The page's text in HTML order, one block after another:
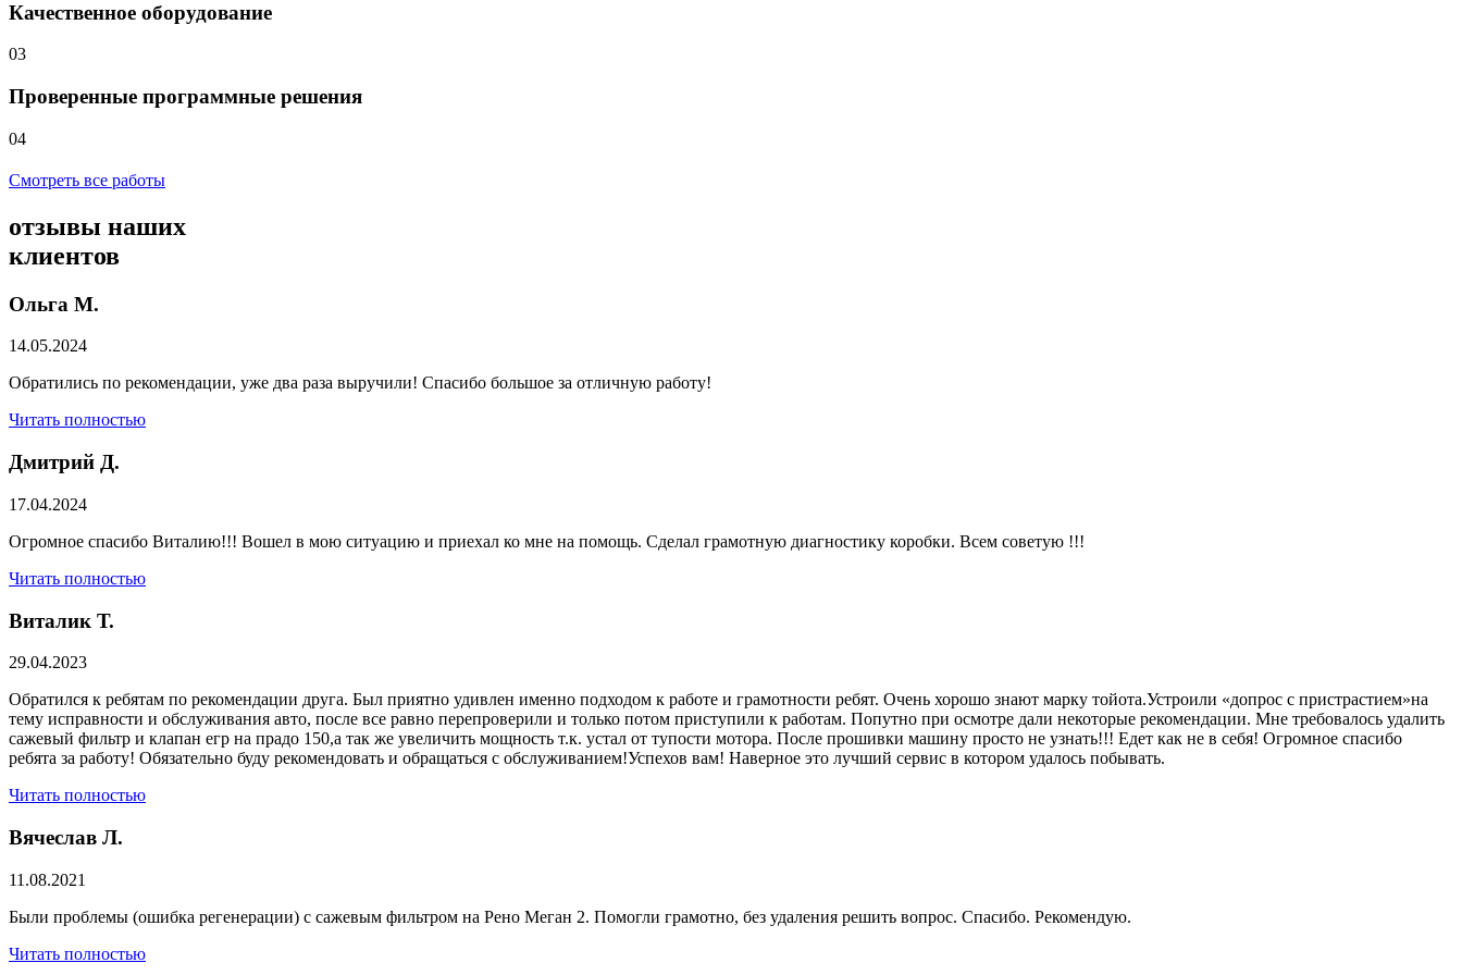
Качественное оборудование
03
Проверенные программные решения
04
Смотреть все работы
отзывы наших
клиентов
Ольга М.
14.05.2024
Обратились по рекомендации, уже два раза выручили! Спасибо большое за отличную работу!
Читать полностью
Дмитрий Д.
17.04.2024
Огромное спасибо Виталию!!! Вошел в мою ситуацию и приехал ко мне на помощь. Сделал грамотную диагностику коробки. Всем советую !!!
Читать полностью
Виталик Т.
29.04.2023
Обратился к ребятам по рекомендации друга. Был приятно удивлен именно подходом к работе и грамотности ребят. Очень хорошо знают марку тойота.Устроили «допрос с пристрастием»на
тему исправности и обслуживания авто, после все равно перепроверили и только потом приступили к работам. Попутно при осмотре дали некоторые рекомендации. Мне требовалось удалить
сажевый фильтр и клапан егр на прадо 150,а так же увеличить мощность т.к. устал от тупости мотора. После прошивки машину просто не узнать!!! Едет как не в себя! Огромное спасибо
ребята за работу! Обязательно буду рекомендовать и обращаться с обслуживанием!Успехов вам! Наверное это лучший сервис в котором удалось побывать.
Читать полностью
Вячеслав Л.
11.08.2021
Были проблемы (ошибка регенерации) с сажевым фильтром на Рено Меган 2. Помогли грамотно, без удаления решить вопрос. Спасибо. Рекомендую.
Читать полностью